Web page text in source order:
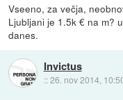
Vseeno, za večja,
Ljubljani je 1.5k € na m?
danes.
Invictus
::26. nov 2014,